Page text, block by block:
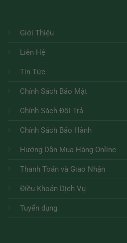
Giới Thiệu
Liên Hệ
Tin Tức
Chính Sách Bảo Mật
Chính Sách Đổi Trả
Chính Sách Bảo Hành
Hướng Dẫn Mua Hàng Online
Thanh Toán và Giao Nhận
Điều Khoản Dịch Vụ
Tuyển dụng